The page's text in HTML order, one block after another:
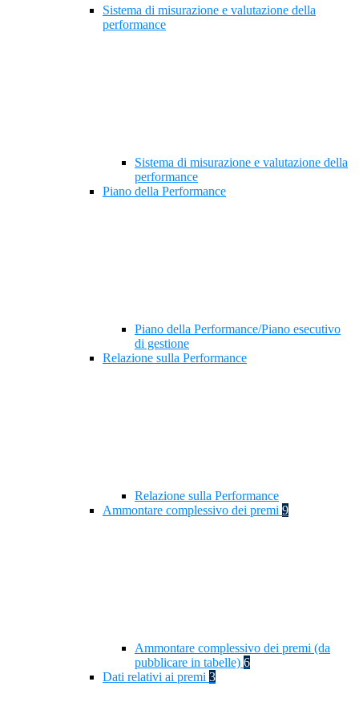
Sistema di misurazione e valutazione della
performance
Sistema di misurazione e valutazione della
performance
Piano della Performance
Piano della Performance/Piano esecutivo
di gestione
Relazione sulla Performance
Relazione sulla Performance
Ammontare complessivo dei premi 9
Ammontare complessivo dei premi (da
pubblicare in tabelle) 6
Dati relativi ai premi 3